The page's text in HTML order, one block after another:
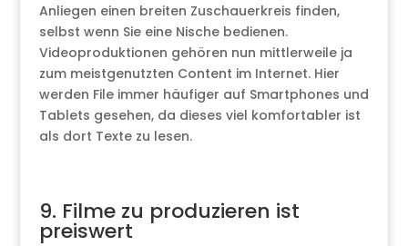
Anliegen einen breiten Zuschauerkreis finden,
selbst wenn Sie eine Nische bedienen.
Videoproduktionen gehören nun mittlerweile ja
zum meistgenutzten Content im Internet. Hier
werden File immer häufiger auf Smartphones und
Tablets gesehen, da dieses viel komfortabler ist
als dort Texte zu lesen.
9. Filme zu produzieren ist
preiswert